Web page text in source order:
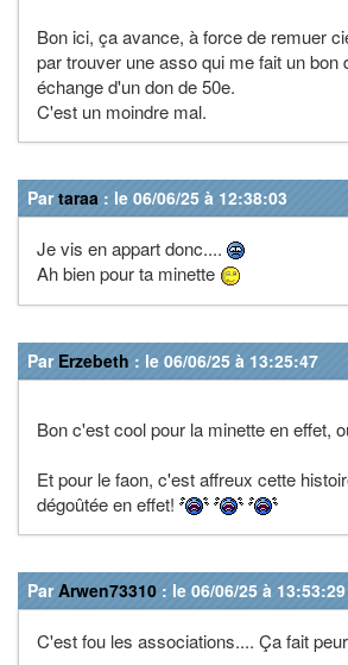
Bon ici, ça avance, à force de remuer
par trouver une asso qui me fait un bon
échange d'un don de 50e.
C'est un moindre mal.
Partaraa : le 06/06/25 à 12:38:03
Je vis en appart donc....
Ah bien pour ta minette
Par Erzebeth : le 06/06/25 à 13:25:47
Bon c'est cool pour la minette en effet,
Et pour le faon, c'est affreux cette
dégoûtée en effet!
ParArwen73310 : le 06/06/25 à 13:53:29
C'est fou les associations.... Ça fait